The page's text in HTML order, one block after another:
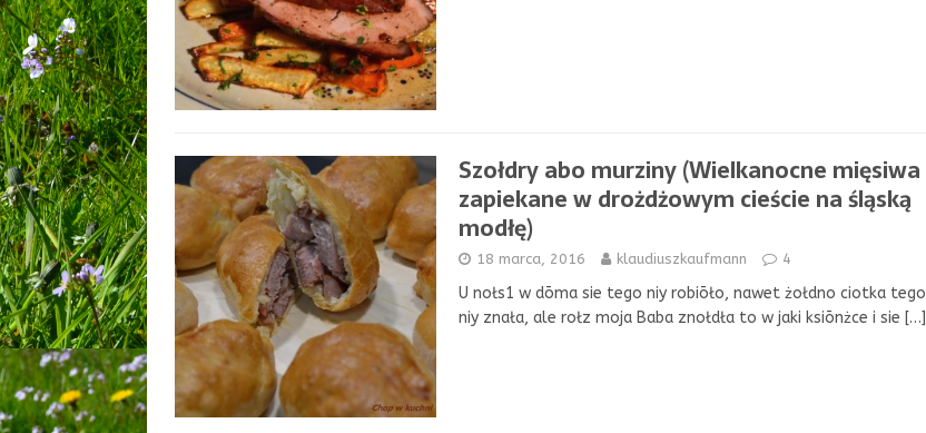
Szołdry abo murziny (Wielkanocne mięsiwa
zapiekane w drożdżowym cieście na śląską
modłę)
18 marca, 2016 klaudiuszkaufmann 4
U nołs1 w dōma sie tego niy robiōło, nawet żołdno ciotka tego
niy znała, ale rołz moja Baba znołdła to w jaki ksiōnżce i sie […]